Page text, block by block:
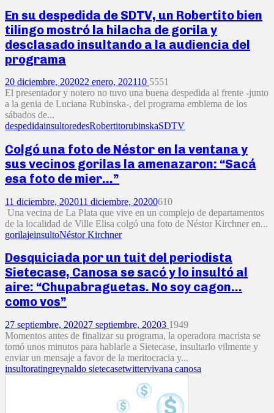
En su despedida de SDTV, un Robertito bien
tilingo mostró la hilacha de gorila y
desclasado insultando a la audiencia del
programa
20 diciembre, 202022 enero, 202110 5551
El presentador y notero no tuvo una buena despedida al frente -junto
a la genia de Luciana Rubinska-, del programa emblema de los
sábados de...
despedidainsultoredesRobertitorubinskaSDTV
Colgó una foto de Néstor en la ventana y
sus vecinos gorilas la amenazaron: “Sacá
esa foto de mier…”
11 diciembre, 202011 diciembre, 20200610
Una vecina de La Plata que vive en un complejo de departamentos
de la localidad de Ville Elisa colgó una foto de Néstor Kirchner en...
gorilajeinsultoNéstor Kirchner
Desquiciada por un tuit del periodista
Sietecase, Canosa se sacó y lo insultó al
aire: “Chupabraguetas. No soy cagon…
como vos”
27 septiembre, 202027 septiembre, 20203 1949
Momentos antes de finalizar su programa, la operadora macrista se
tomó unos minutos para hablarle a Sietecase, insultarlo vilmente y
enviar un mensaje a favor de la meritocracia y...
insultoratingreynaldo sietecasetwittervivana canosa